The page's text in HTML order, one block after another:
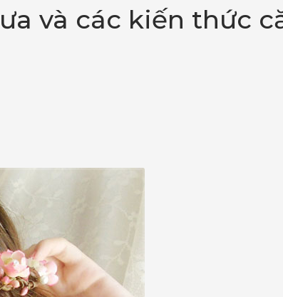
và các kiến thức